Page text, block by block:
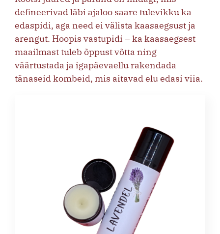
defineerivad läbi ajaloo saare tulevikku ka
edaspidi, aga need ei välista kaasaegsust ja
arengut. Hoopis vastupidi – ka kaasaegsest
maailmast tuleb õppust võtta ning
väärtustada ja igapäevaellu rakendada
tänaseid kombeid, mis aitavad elu edasi viia.